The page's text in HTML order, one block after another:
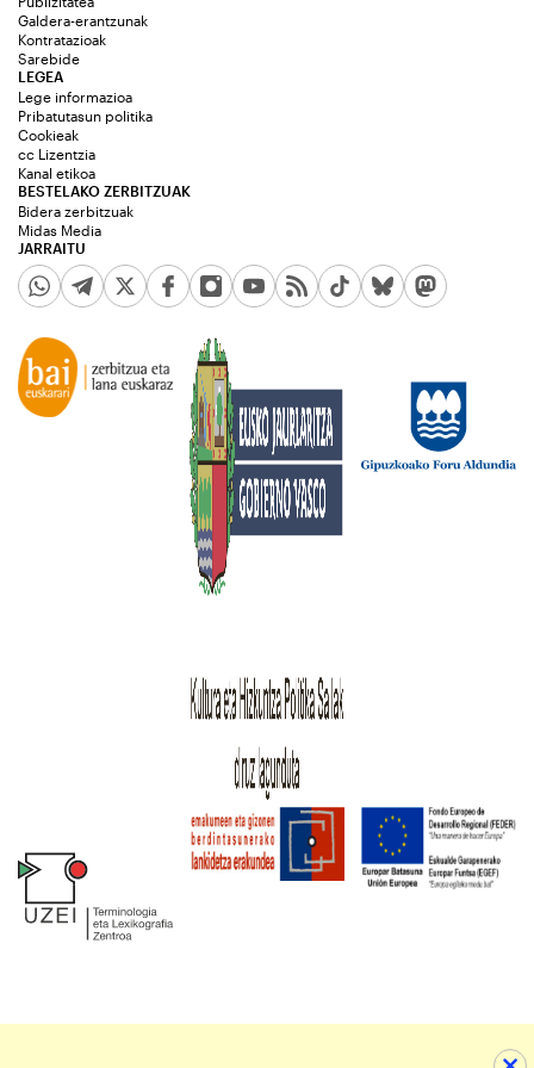
Galdera-erantzunak
Kontratazioak
Sarebide
JARRAITU
LEGEA
Lege informazioa
Pribatutasun politika
Cookieak
cc Lizentzia
Kanal etikoa
BESTELAKO ZERBITZUAK
Bidera zerbitzuak
Midas Media